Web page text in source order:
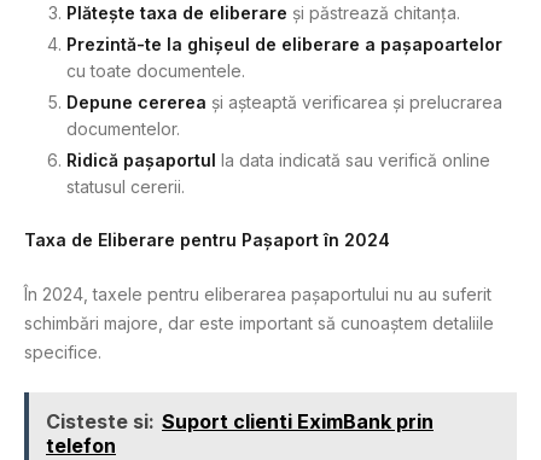
Plătește taxa de eliberare și păstrează chitanța.
Prezintă-te la ghișeul de eliberare a pașapoartelor
cu toate documentele.
Depune cererea și așteaptă verificarea și prelucrarea
documentelor.
Ridică pașaportul la data indicată sau verifică online
statusul cererii.
Taxa de Eliberare pentru Pașaport în 2024
În 2024, taxele pentru eliberarea pașaportului nu au suferit
schimbări majore, dar este important să cunoaștem detaliile
specifice.
Cisteste si: Suport clienti EximBank prin
telefon